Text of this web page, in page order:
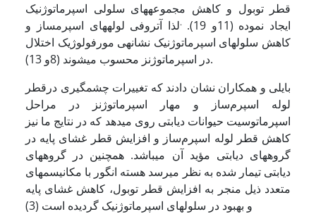
قطر توبول و کاهش مجموعه­های سلولی اسپرماتوژنیک
ایجاد نموده (11و 19).
.لذا آتروفی لوله­های اسپرم­ساز و
کاهش سلول­های اسپرماتوژنیک نشانه­ی مورفولوژیک اختلال
در اسپرماتوژنز محسوب می­شوند (8و 13).
بایلی و همکاران نشان دادند که تغییرات چشمگیری درقطر
لوله اسپرم‌ساز و مهار اسپرماتوژنز در مراحل
اسپرماتوسیت حیوانات دیابتی روی می­دهد که در نتایج ما نیز
کاهش قطر لوله اسپرم‌ساز و افزایش قطر غشای پایه در
گروه­های دیابتی مؤید آن می­باشد. همچنین در گروه­های
دیابتی تیمار شده به نظر می­رسد هسته انگور با مکانیسم­های
متعدد ذیل منجر به افزایش قطر توبول، کاهش غشای پایه
و بهبود در سلول­های اسپرماتوژنیک گردیده است (3)